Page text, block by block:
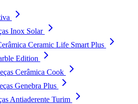
Inox Solar
Ceramic Life Smart Plus
Edition
Cerâmica Cook
Genebra Plus
Antiaderente Turim